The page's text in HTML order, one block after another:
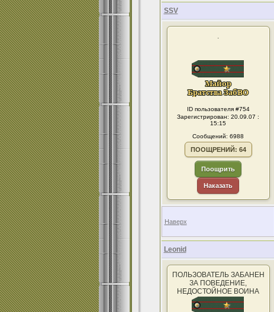
SSV
.
ID пользователя #754
Зарегистрирован: 20.09.07 :
15:15
Сообщений: 6988
ПООЩРЕНИЙ: 64
Поощрить
Наказать
Наверх
Leonid
ПОЛЬЗОВАТЕЛЬ ЗАБАНЕН
ЗА ПОВЕДЕНИЕ,
НЕДОСТОЙНОЕ ВОИНА